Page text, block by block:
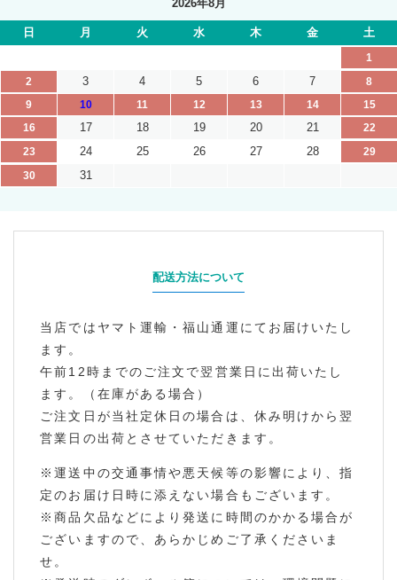
2026年8月
日 月 火 水 木 金 土
1
2
3 4 5 6 7
8
9
10 11 12 13 14
15
16
17 18 19 20 21
22
23
24 25 26 27 28
29
30
31
配送方法について
当店ではヤマト運輸・福山通運にてお届けいたし
ます。
午前12時までのご注文で翌営業日に出荷いたし
ます。（在庫がある場合）
ご注文日が当社定休日の場合は、休み明けから翌
営業日の出荷とさせていただきます。
※運送中の交通事情や悪天候等の影響により、指
定のお届け日時に添えない場合もございます。
※商品欠品などにより発送に時間のかかる場合が
ございますので、あらかじめご了承くださいま
せ。